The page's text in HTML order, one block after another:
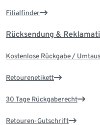
Filialfinder
Rücksendung &
Kostenlose Rückgabe /
Retourenetikett
30 Tage Rückgaberecht
Retouren-Gutschrift